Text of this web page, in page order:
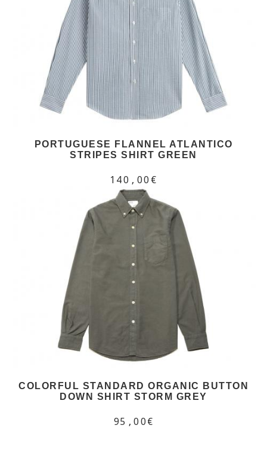
PORTUGUESE FLANNEL ATLANTICO
STRIPES SHIRT GREEN
140,00€
COLORFUL STANDARD ORGANIC BUTTON
DOWN SHIRT STORM GREY
95,00€